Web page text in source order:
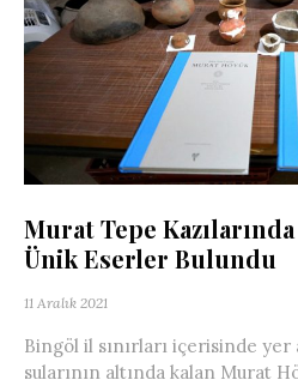
Murat Tepe
Ünik Eserler Bulundu
11 Aralık 2021
Bingöl il sınırları içerisinde yer
sularının altında kalan Murat